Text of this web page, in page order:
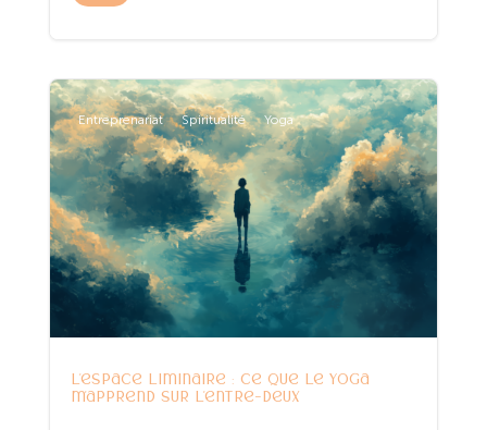
Entreprenariat Spiritualité Yoga
L’espace liminaire : ce que le yoga
m’apprend sur l’entre-deux